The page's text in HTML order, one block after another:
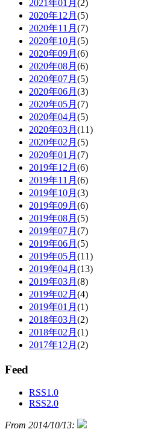
2021年01月 (2)
2020年12月 (5)
2020年11月 (7)
2020年10月 (5)
2020年09月 (6)
2020年08月 (6)
2020年07月 (5)
2020年06月 (3)
2020年05月 (7)
2020年04月 (5)
2020年03月 (11)
2020年02月 (5)
2020年01月 (7)
2019年12月 (6)
2019年11月 (6)
2019年10月 (3)
2019年09月 (6)
2019年08月 (5)
2019年07月 (7)
2019年06月 (5)
2019年05月 (11)
2019年04月 (13)
2019年03月 (8)
2019年02月 (4)
2019年01月 (1)
2018年03月 (2)
2018年02月 (1)
2017年12月 (2)
Feed
RSS1.0
RSS2.0
From 2014/10/13: